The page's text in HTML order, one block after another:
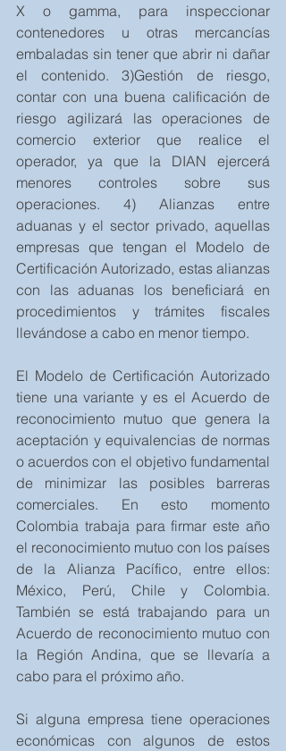
X o gamma, para inspeccionar
contenedores u otras mercancías
embaladas sin tener que abrir ni dañar
el contenido. 3)Gestión de riesgo,
contar con una buena calificación de
riesgo agilizará las operaciones de
comercio exterior que realice el
operador, ya que la DIAN ejercerá
menores controles sobre sus
operaciones. 4) Alianzas entre
aduanas y el sector privado, aquellas
empresas que tengan el Modelo de
Certificación Autorizado, estas alianzas
con las aduanas los beneficiará en
procedimientos y trámites fiscales
llevándose a cabo en menor tiempo.
El Modelo de Certificación Autorizado
tiene una variante y es el Acuerdo de
reconocimiento mutuo que genera la
aceptación y equivalencias de normas
o acuerdos con el objetivo fundamental
de minimizar las posibles barreras
comerciales. En esto momento
Colombia trabaja para firmar este año
el reconocimiento mutuo con los países
de la Alianza Pacífico, entre ellos:
México, Perú, Chile y Colombia.
También se está trabajando para un
Acuerdo de reconocimiento mutuo con
la Región Andina, que se llevaría a
cabo para el próximo año.
Si alguna empresa tiene operaciones
económicas con algunos de estos